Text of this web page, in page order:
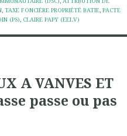
, TAXE FONCIÉRE PROPRIÉTÉ BATIE, PACTE
(PS), CLAIRE PAPY (EELV)
A VANVES ET
passe ou pas